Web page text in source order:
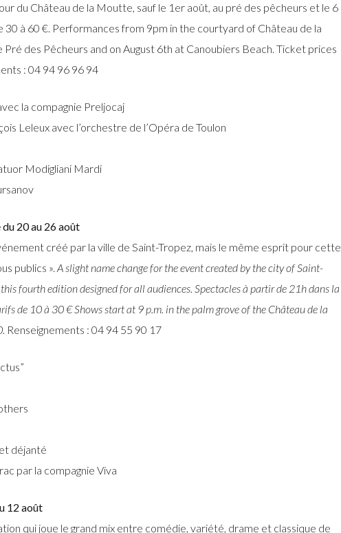
du Château de la Moutte, sauf le 1er août, au pré des pêcheurs et le 6
30 à 60 €. Performances from 9pm in the courtyard of Château de la
des Pêcheurs and on August 6th at Canoubiers Beach. Ticket prices
: 04 94 96 96 94
la compagnie Preljocaj
Leleux avec l’orchestre de l’Opéra de Toulon
Modigliani Mardi
20 au 26 août
créé par la ville de Saint-Tropez, mais le même esprit pour cette
publics ». A slight name change for the event created by the city of Saint-
fourth edition designed for all audiences. Spectacles à partir de 21h dans la
de 10 à 30 € Shows start at 9 p.m. in the palm grove of the Château de la
Renseignements : 04 94 55 90 17
déjanté
par la compagnie Viva
12 août
qui joue le grand mix entre comédie, variété, drame et classique de